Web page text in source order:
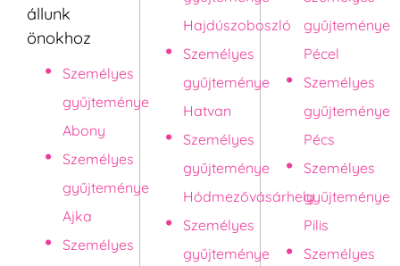
állunk
önokhoz
Személyes
gyűjteménye
Abony
Személyes
gyűjteménye
Ajka
Személyes
Hajdúszoboszló
Személyes
gyűjteménye
Hatvan
Személyes
gyűjteménye
Hódmezővásárhely
Személyes
gyűjteménye
gyűjteménye
Pécel
Személyes
gyűjteménye
Pécs
Személyes
gyűjteménye
Pilis
Személyes